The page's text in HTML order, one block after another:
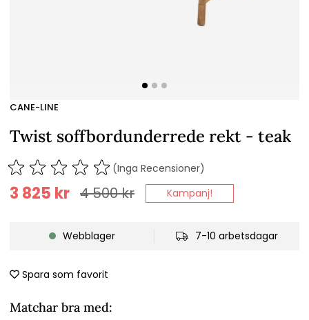
CANE-LINE
Twist soffbordunderrede rekt - teak
(Inga Recensioner)
4 500kr
3 825 kr Kampanj!
Webblager 7-10 arbetsdagar
Spara som favorit
Matchar bra med: